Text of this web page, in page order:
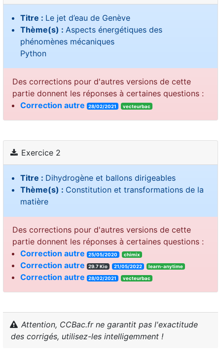
Titre : Le jet d’eau de Genève
Thème(s) : Aspects énergétiques des
phénomènes mécaniques
Python
Des corrections pour d'autres versions de cette
partie donnent les réponses à certaines questions :
Correction autre
28/02/2021 vecteurbac
Exercice 2
Titre : Dihydrogène et ballons dirigeables
Thème(s) : Constitution et transformations de la
matière
Des corrections pour d'autres versions de cette
partie donnent les réponses à certaines questions :
Correction autre
25/05/2020 chimix
Correction autre 29.7 Kio 21/05/2022 learn-anytime
Correction autre 28/02/2021 vecteurbac
Attention, CCBac.fr ne garantit pas l'exactitude
des corrigés, utilisez-les intelligemment !